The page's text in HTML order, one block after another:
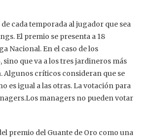
cada temporada al jugador que sea
El premio se presenta a 18
Nacional. En el caso de los
que va a los tres jardineros más
Algunos críticos consideran que se
es igual a las otras. La votación para
managers no pueden votar
premio del Guante de Oro como una